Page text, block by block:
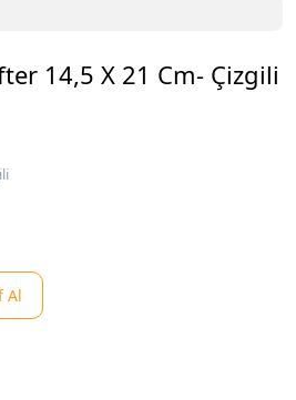
14,5 X 21 Cm- Çizgili
Al